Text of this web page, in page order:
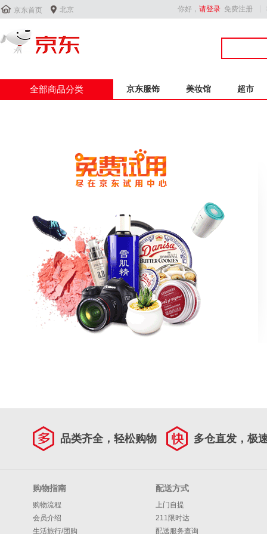
 京东首页  北京 你好， 请登录 免费注册
全部商品分类 京东服饰 美妆馆 超市
品类齐全，轻松购物 多仓直发，极
购物指南
购物流程
会员介绍
生活旅行/团购
配送方式
上门自提
211限时达
配送服务查询